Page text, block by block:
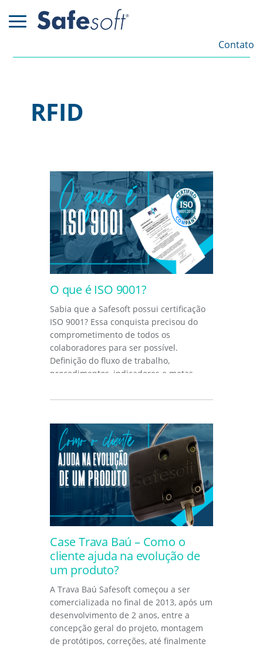
Contato
RFID
O que é ISO 9001?
Sabia que a Safesoft possui certificação
ISO 9001? Essa conquista precisou do
comprometimento de todos os
colaboradores para ser possível.
Definição do fluxo de trabalho,
procedimentos, indicadores e metas.
Case Trava Baú – Como o
cliente ajuda na evolução de
um produto?
A Trava Baú Safesoft começou a ser
comercializada no final de 2013, após um
desenvolvimento de 2 anos, entre a
concepção geral do projeto, montagem
de protótipos, correções, até finalmente